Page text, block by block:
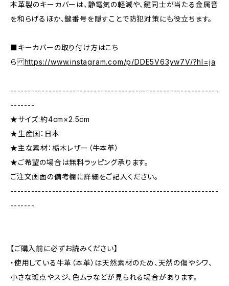
本革製のキーカバーは、静電気の軽減や、鍵同士が当たる金属音
を和らげるほか、鍵番号を隠すことで防犯対策にも役立ちます。
■キーカバーの取り付け方はこち
らhttps://www.instagram.com/p/DDE5V63yw7V/?hl=ja
------------------------------------------------------------
-------
★サイズ:約4cm×2.5cm
★生産国：日本
★主な素材：栃木レザー（牛本革）
★ご希望の場合は無料ラッピング承ります。
ご注文画面の備考欄に詳細をご記入ください。
------------------------------------------------------------
-------
【ご購入前に必ずお読みください】
・使用している牛革（本革）は天然素材のため、天然の傷やシワ、
小さな斑点やスジ、色ムラなどが見られる場合があります。